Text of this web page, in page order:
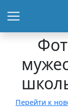
Перейти к